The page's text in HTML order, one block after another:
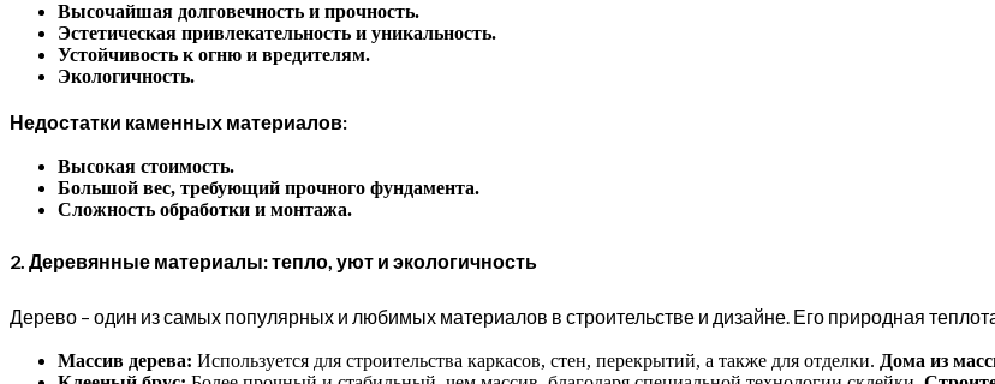
Высочайшая долговечность и прочность.
Эстетическая привлекательность и уникальность.
Устойчивость к огню и вредителям.
Экологичность.
Недостатки каменных материалов:
Высокая стоимость.
Большой вес, требующий прочного фундамента.
Сложность обработки и монтажа.
2. Деревянные материалы: тепло, уют и экологичность
Дерево – один из самых популярных и любимых материалов в строительстве и дизайне. Его природная
Массив дерева: Используется для строительства каркасов, стен, перекрытий, а также для отделки. Дома из